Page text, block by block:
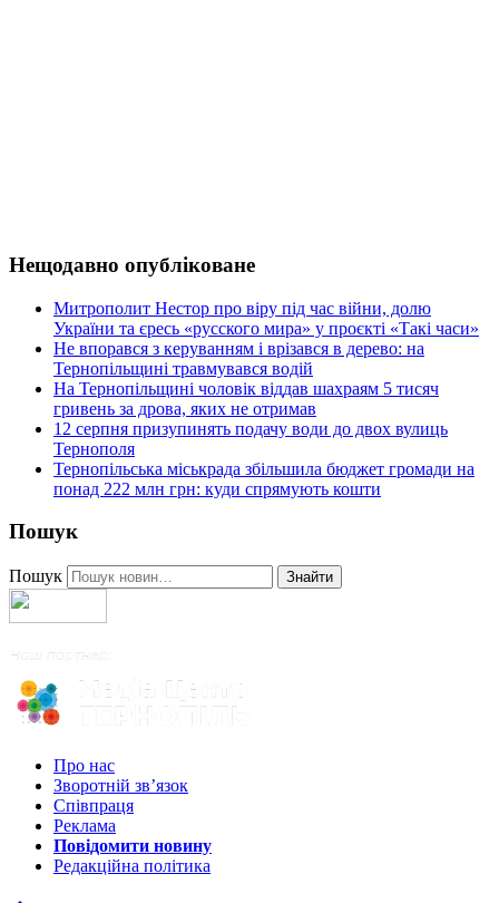
Нещодавно опубліковане
Митрополит Нестор про віру під час війни, долю
України та єресь «русского мира» у проєкті «Такі часи»
Не впорався з керуванням і врізався в дерево: на
Тернопільщині травмувався водій
На Тернопільщині чоловік віддав шахраям 5 тисяч
гривень за дрова, яких не отримав
12 серпня призупинять подачу води до двох вулиць
Тернополя
Тернопільська міськрада збільшила бюджет громади на
понад 222 млн грн: куди спрямують кошти
Пошук
Пошук Знайти
Про нас
Зворотній зв’язок
Співпраця
Реклама
Повідомити новину
Редакційна політика